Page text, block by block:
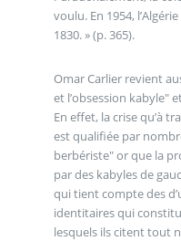
voulu. En 1954,
1830. » (p. 365).
Omar Carlier revient
et l’obsession kabyle"
En effet, la crise qu’à
est qualifiée par
berbériste" or que la
par des kabyles de
qui tient compte des
identitaires qui
lesquels ils citent tout